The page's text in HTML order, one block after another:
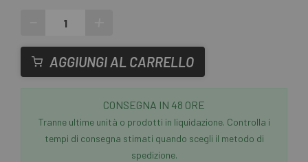
AGGIUNGI AL CARRELLO
CONSEGNA IN 48 ORE
Tranne ultime unità o prodotti in liquidazione. Controlla i
tempi di consegna stimati quando scegli il metodo di
spedizione.